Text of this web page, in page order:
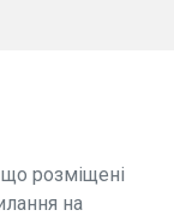
розміщені
на